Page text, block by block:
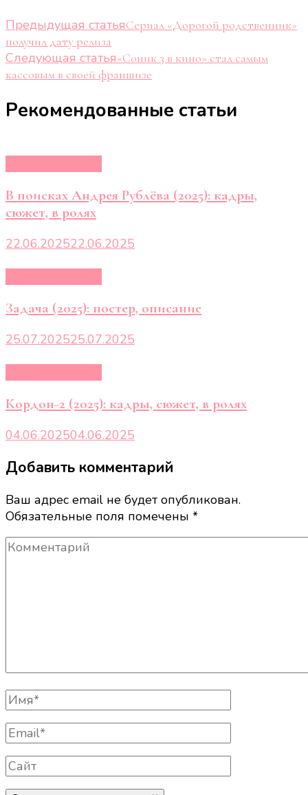
Навигация
по
записям
Предыдущая статьяСериал «Дорогой родственник»
получил дату релиза
Следующая статья«Соник 3 в кино» стал самым
кассовым в своей франшизе
Рекомендованные статьи
В поисках Андрея Рублёва (2025): кадры,
сюжет, в ролях
22.06.202522.06.2025
Задача (2025): постер, описание
25.07.202525.07.2025
Кордон-2 (2025): кадры, сюжет, в ролях
04.06.202504.06.2025
Добавить комментарий
Ваш адрес email не будет опубликован.
Обязательные поля помечены *
Комментарий
Полное
Имя
Email
Сайт